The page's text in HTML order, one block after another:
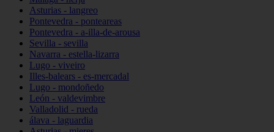
Asturias - langreo
Pontevedra - ponteareas
Pontevedra - a-illa-de-arousa
Sevilla - sevilla
Navarra - estella-lizarra
Lugo - viveiro
Illes-balears - es-mercadal
Lugo - mondoñedo
León - valdevimbre
Valladolid - rueda
álava - laguardia